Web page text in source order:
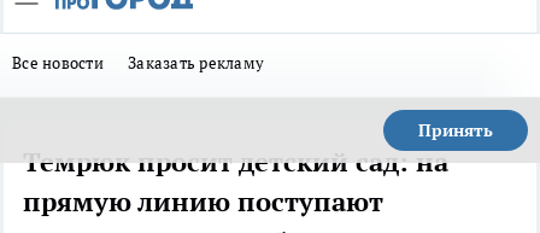
Все новости Заказать рекламу
Принять
Темрюк просит детский сад: на
прямую линию поступают